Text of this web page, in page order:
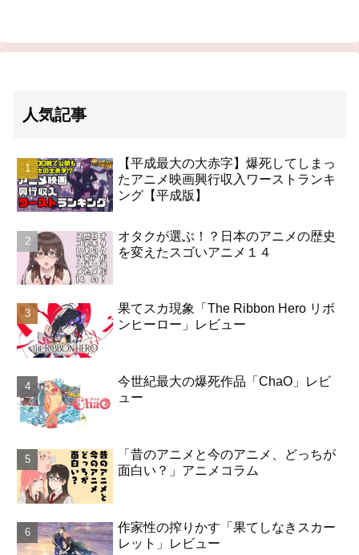
人気記事
【平成最大の大赤字】爆死してしまっ
たアニメ映画興行収入ワーストランキ
ング【平成版】
オタクが選ぶ！？日本のアニメの歴史
を変えたスゴいアニメ１４
果てスカ現象「The Ribbon Hero リボ
ンヒーロー」レビュー
今世紀最大の爆死作品「ChaO」レビ
ュー
「昔のアニメと今のアニメ、どっちが
面白い？」アニメコラム
作家性の搾りかす「果てしなきスカー
レット」レビュー